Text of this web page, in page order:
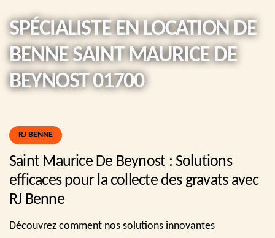
SPÉCIALISTE EN LOCATION DE
BENNE SAINT MAURICE DE
BEYNOST 01700
RJ BENNE
Saint Maurice De Beynost : Solutions
efficaces pour la collecte des gravats avec
RJ Benne
Découvrez comment nos solutions innovantes